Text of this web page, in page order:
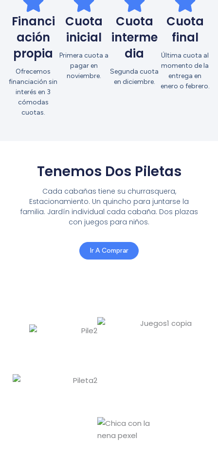
Financi
ación
propia
Ofrecemos
financiación sin
interés en 3
cómodas
cuotas.
Cuota
inicial
Primera cuota a
pagar en
noviembre.
Cuota
interme
dia
Segunda cuota
en diciembre.
Cuota
final
Última cuota al
momento de la
entrega en
enero o febrero.
Tenemos Dos Piletas
Cada cabañas tiene su churrasquera,
Estacionamiento. Un quincho para juntarse la
familia. Jardín individual cada cabaña. Dos plazas
con juegos para niños.
Ir A Comprar